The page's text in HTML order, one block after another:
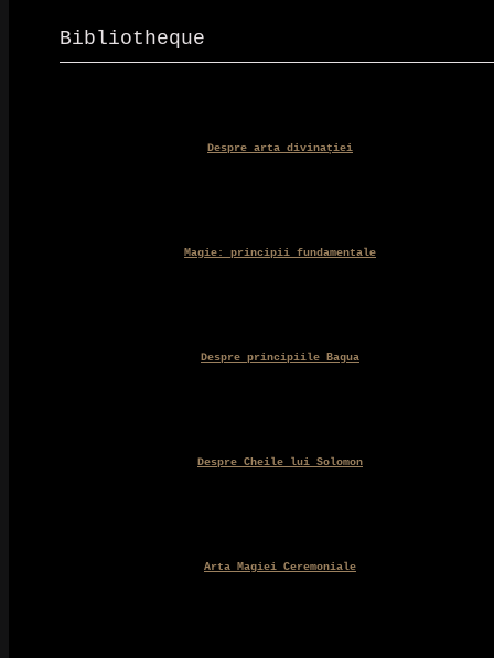
Bibliotheque
Despre arta divinației
Magie: principii fundamentale
Despre principiile Bagua
Despre Cheile lui Solomon
Arta Magiei Ceremoniale